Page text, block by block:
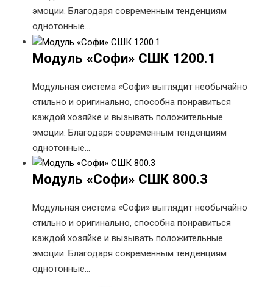
эмоции. Благодаря современным тенденциям
однотонные…
Модуль «Софи» СШК 1200.1
Модульная система «Софи» выглядит необычайно
стильно и оригинально, способна понравиться
каждой хозяйке и вызывать положительные
эмоции. Благодаря современным тенденциям
однотонные…
Модуль «Софи» СШК 800.3
Модульная система «Софи» выглядит необычайно
стильно и оригинально, способна понравиться
каждой хозяйке и вызывать положительные
эмоции. Благодаря современным тенденциям
однотонные…